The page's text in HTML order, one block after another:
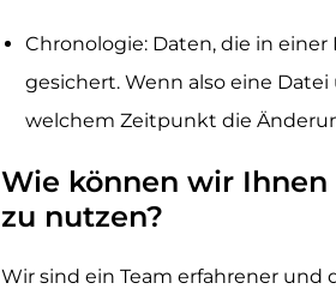
Chronologie: Daten, die in
gesichert. Wenn also eine
welchem Zeitpunkt die
Wie können wir
zu nutzen?
Wir sind ein Team erfahrener und